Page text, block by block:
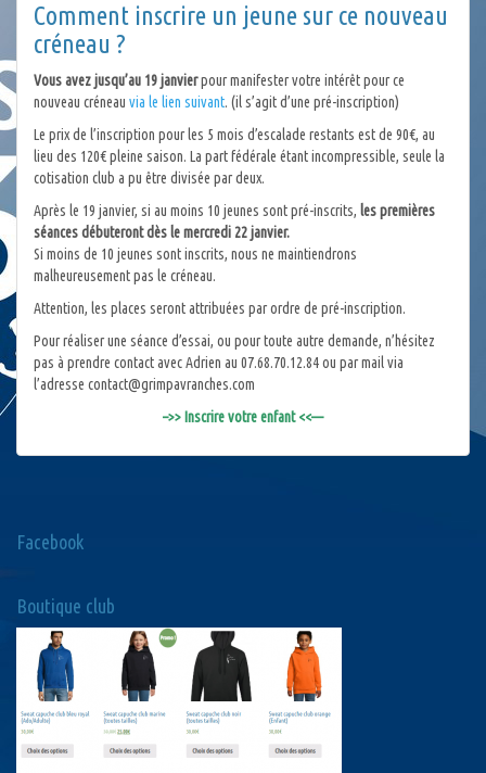
Comment inscrire un jeune sur ce nouveau
créneau ?
Vous avez jusqu’au 19 janvierpour manifester votre intérêt pour ce
nouveau créneau via le lien suivant. (il s’agit d’une pré-inscription)
Le prix de l’inscription pour les 5 mois d’escalade restants est de 90€, au
lieu des 120€ pleine saison. La part fédérale étant incompressible, seule la
cotisation club a pu être divisée par deux.
Après le 19 janvier, si au moins 10 jeunes sont pré-inscrits, les premières
séances débuteront dès le mercredi 22 janvier.
Si moins de 10 jeunes sont inscrits, nous ne maintiendrons
malheureusement pas le créneau.
Attention, les places seront attribuées par ordre de pré-inscription.
Pour réaliser une séance d’essai, ou pour toute autre demande, n’hésitez
pas à prendre contact avec Adrien au 07.68.70.12.84 ou par mail via
l’adresse contact@grimpavranches.com
–>> Inscrire votre enfant <<—
Facebook
Boutique club